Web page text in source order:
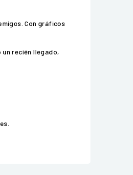
Con gráficos
recién llegado,